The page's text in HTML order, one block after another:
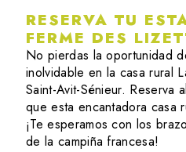
RESERVA TU
FERME DES
No pierdas la oportunidad
inolvidable en la casa rural
Saint-Avit-Sénieur. Reserva
que esta encantadora casa
¡Te esperamos con los
de la campiña francesa!